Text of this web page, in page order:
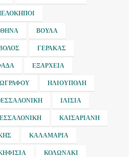
ΒΟΎΛΑ
ΓΈΡΑΚΑΣ
ΕΞΆΡΧΕΙΑ
ΗΛΙΟΎΠΟΛΗ
ΙΛΊΣΙΑ
ΚΑΙΣΑΡΙΑΝΉ
ΚΑΛΑΜΑΡΙΆ
ΚΟΛΩΝΆΚΙ